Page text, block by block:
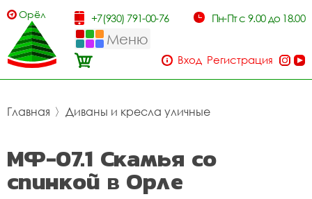
Орёл +7(930) 791-00-76 Пн-Пт с 9.00 до 18.00
Меню
Вход Регистрация
Главная 〉 Диваны и кресла уличные
МФ-07.1 Скамья со
спинкой в Орле